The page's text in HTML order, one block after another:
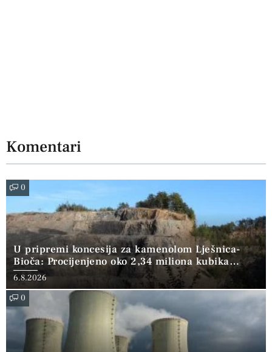
Komentari
0
U pripremi koncesija za kamenolom Lješnica-
Bioča: Procijenjeno oko 2,34 miliona kubika
kamena
6.8.2026
0